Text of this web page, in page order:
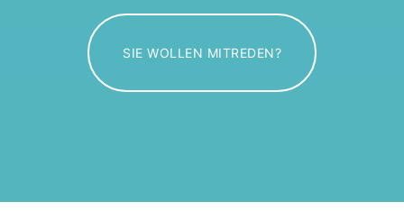
SIE WOLLEN MITREDEN?